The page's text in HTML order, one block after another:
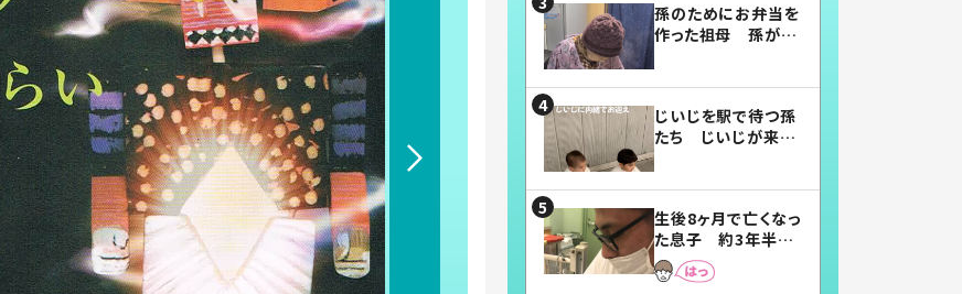
孫のためにお弁当を
作った祖母 孫が絶
じいじを駅で待つ孫
たち じいじが来た
まらない」「幸せにな
れる」
生後8ヶ月で亡くなっ
た息子 約3年半
後、当時の妻の日記
に書いてあった本音